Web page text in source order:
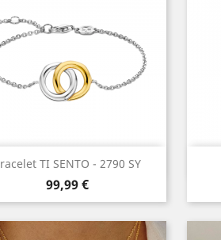
TI SENTO - 2790 SY
Prix
99,99 €
Aperçu rapide